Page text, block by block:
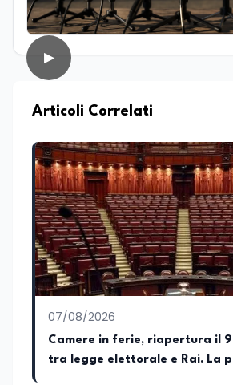
circa dieci anni lavora
scrittura professionale e
occupandosi inoltre
tempo ha realizzato
divulgativi destinati al
con progetti editoriali e
Parallelamente si
revisione testi,
autori nella
solidi dal punto di vista
autrice di un libro e
editoria, storia e
EduNews24.it scrive
cambiamenti sociali,
offrire strumenti utili
realtà contemporanea.
▶
Articoli Correlati
07/08/2026
Camere in ferie, riapertura il
tra legge elettorale e Rai. La